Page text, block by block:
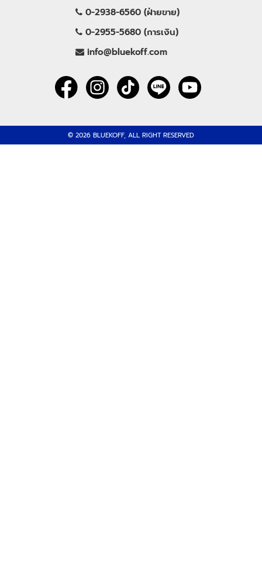
0-2938-6560 (ฝ่ายขาย)
0-2955-5680 (การเงิน)
info@bluekoff.com
© 2026 BLUEKOFF, ALL RIGHT RESERVED